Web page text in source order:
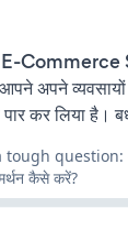
Commerce
अपने व्यवसायों
कर लिया है।
a tough
कैसे करें?